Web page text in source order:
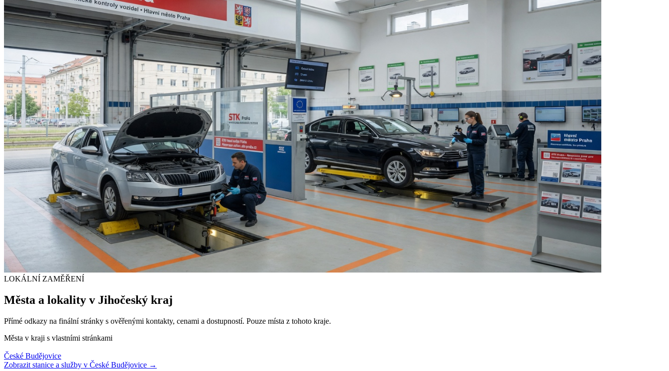
LOKÁLNÍ ZAMĚŘENÍ
Města a lokality v Jihočeský kraj
Přímé odkazy na finální stránky s ověřenými kontakty, cenami a dostupností. Pouze místa z tohoto kraje.
Města v kraji s vlastními stránkami